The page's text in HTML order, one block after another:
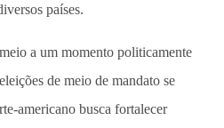
países.
a um momento politicamente
de meio de mandato se
americano busca fortalecer